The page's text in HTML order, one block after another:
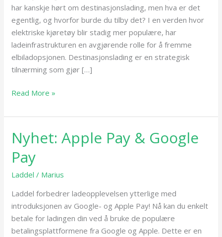
har kanskje hørt om destinasjonslading, men hva er det
egentlig, og hvorfor burde du tilby det? I en verden hvor
elektriske kjøretøy blir stadig mer populære, har
ladeinfrastrukturen en avgjørende rolle for å fremme
elbiladopsjonen. Destinasjonslading er en strategisk
tilnærming som gjør […]
Read More »
Nyhet: Apple Pay & Google
Pay
Laddel / Marius
Laddel forbedrer ladeopplevelsen ytterlige med
introduksjonen av Google- og Apple Pay! Nå kan du enkelt
betale for ladingen din ved å bruke de populære
betalingsplattformene fra Google og Apple. Dette er en
Nyhet:
Apple
Pay
&
Pay